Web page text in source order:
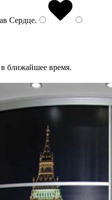
Сердце.
ближайшее время.